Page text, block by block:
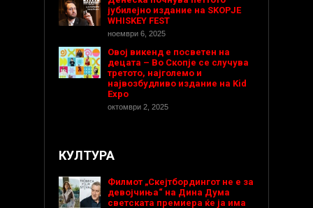
јубилејно издание на SKOPJE
WHISKEY FEST
ноември 6, 2025
Овој викенд е посветен на
децата – Во Скопје се случува
третото, најголемо и
највозбудливо издание на Kid
Expo
октомври 2, 2025
КУЛТУРА
Филмот „Скејтбордингот не е за
девојчиња“ на Дина Дума
светската премиера ќе ја има